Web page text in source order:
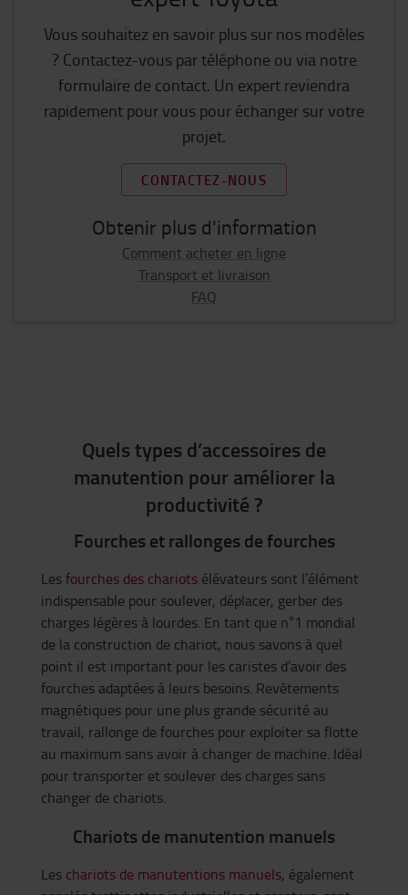
Vous souhaitez en savoir plus sur nos modèles
? Contactez-vous par téléphone ou via notre
formulaire de contact. Un expert reviendra
rapidement pour vous pour échanger sur votre
projet.
CONTACTEZ-NOUS
Obtenir plus d'information
Comment acheter en ligne
Transport et livraison
FAQ
Quels types d’accessoires de
manutention pour améliorer la
productivité ?
Fourches et rallonges de fourches
Lesfourches des chariots élévateurs sont l’élément
indispensable pour soulever, déplacer, gerber des
charges légères à lourdes. En tant que n°1 mondial
de la construction de chariot, nous savons à quel
point il est important pour les caristes d’avoir des
fourches adaptées à leurs besoins. Revêtements
magnétiques pour une plus grande sécurité au
travail, rallonge de fourches pour exploiter sa flotte
au maximum sans avoir à changer de machine. Idéal
pour transporter et soulever des charges sans
changer de chariots.
Chariots de manutention manuels
Les chariots de manutentions manuels, également